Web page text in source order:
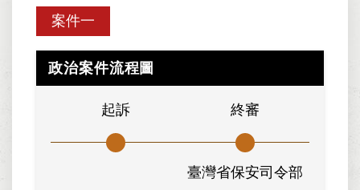
案件一
政治案件流程圖
起訴 終審
臺灣省保安司令部